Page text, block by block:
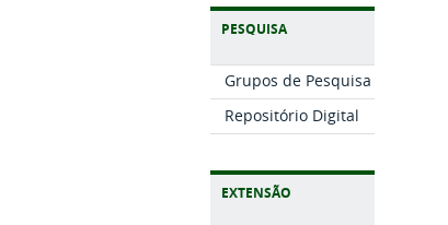
PESQUISA
Grupos de Pesquisa
Repositório Digital
EXTENSÃO